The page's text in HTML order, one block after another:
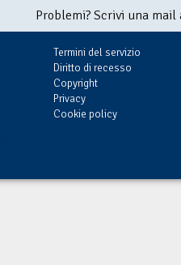
Problemi? Scrivi una
Termini del servizio
Diritto di recesso
Copyright
Privacy
Cookie policy